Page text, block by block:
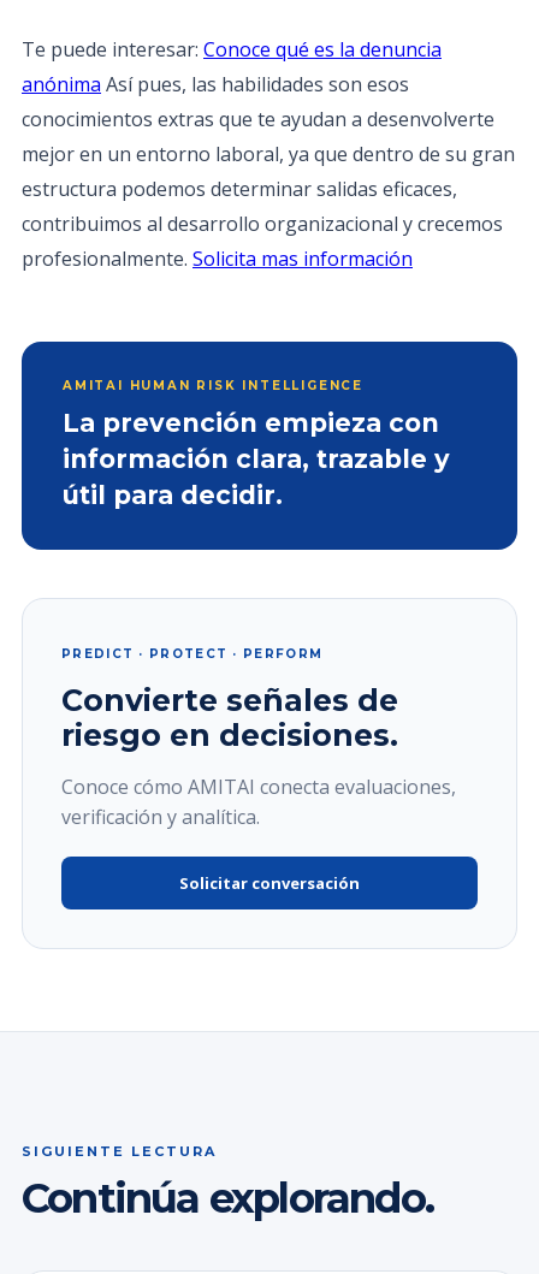
Te puede interesar: Conoce qué es la denuncia
anónima Así pues, las habilidades son esos
conocimientos extras que te ayudan a desenvolverte
mejor en un entorno laboral, ya que dentro de su gran
estructura podemos determinar salidas eficaces,
contribuimos al desarrollo organizacional y crecemos
profesionalmente. Solicita mas información
AMITAI HUMAN RISK INTELLIGENCE
La prevención empieza con
información clara, trazable y
útil para decidir.
PREDICT · PROTECT · PERFORM
Convierte señales de
riesgo en decisiones.
Conoce cómo AMITAI conecta evaluaciones,
verificación y analítica.
Solicitar conversación
SIGUIENTE LECTURA
Continúa explorando.